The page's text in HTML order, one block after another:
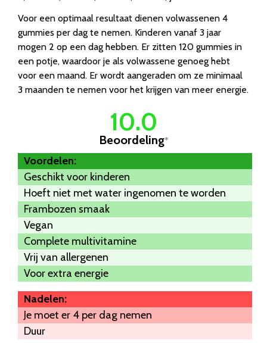
Voor een optimaal resultaat dienen volwassenen 4
gummies per dag te nemen. Kinderen vanaf 3 jaar
mogen 2 op een dag hebben. Er zitten 120 gummies in
een potje, waardoor je als volwassene genoeg hebt
voor een maand. Er wordt aangeraden om ze minimaal
3 maanden te nemen voor het krijgen van meer energie.
10.0
Beoordeling*
Voordelen:
Geschikt voor kinderen
Hoeft niet met water ingenomen te worden
Frambozen smaak
Vegan
Complete multivitamine
Vrij van allergenen
Voor extra energie
Nadelen:
Je moet er 4 per dag nemen
Duur